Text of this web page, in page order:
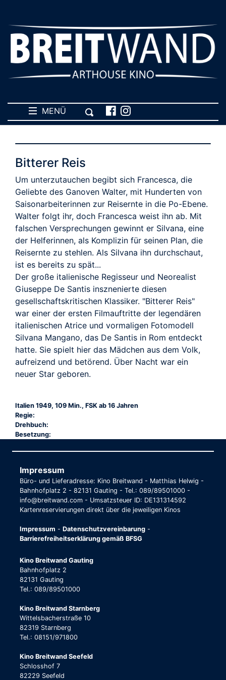
MENÜ
Bitterer Reis
Um unterzutauchen begibt sich Francesca, die
Geliebte des Ganoven Walter, mit Hunderten von
Saisonarbeiterinnen zur Reisernte in die Po-Ebene.
Walter folgt ihr, doch Francesca weist ihn ab. Mit
falschen Versprechungen gewinnt er Silvana, eine
der Helferinnen, als Komplizin für seinen Plan, die
Reisernte zu stehlen. Als Silvana ihn durchschaut,
ist es bereits zu spät...
Der große italienische Regisseur und Neorealist
Giuseppe De Santis insznenierte diesen
gesellschaftskritischen Klassiker. "Bitterer Reis"
war einer der ersten Filmauftritte der legendären
italienischen Atrice und vormaligen Fotomodell
Silvana Mangano, das De Santis in Rom entdeckt
hatte. Sie spielt hier das Mädchen aus dem Volk,
aufreizend und betörend. Über Nacht war ein
neuer Star geboren.
Italien 1949, 109 Min., FSK ab 16 Jahren
Regie:
Drehbuch:
Besetzung:
Impressum
Büro- und Lieferadresse: Kino Breitwand - Matthias Helwig -
Bahnhofplatz 2 - 82131 Gauting - Tel.: 089/89501000 -
info@breitwand.com - Umsatzsteuer ID: DE131314592
Kartenreservierungen direkt über die jeweiligen Kinos
Impressum - Datenschutzvereinbarung -
Barrierefreiheitserklärung gemäß BFSG
Kino Breitwand Gauting
Bahnhofplatz 2
82131 Gauting
Tel.: 089/89501000
Kino Breitwand Starnberg
Wittelsbacherstraße 10
82319 Starnberg
Tel.: 08151/971800
Kino Breitwand Seefeld
Schlosshof 7
82229 Seefeld